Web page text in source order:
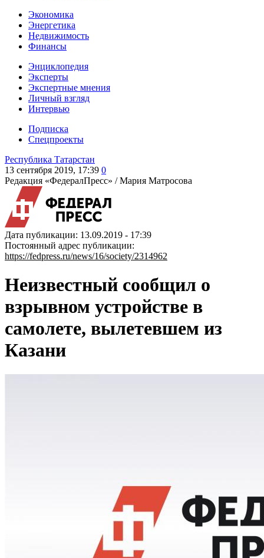
Экономика
Энергетика
Недвижимость
Финансы
Энциклопедия
Эксперты
Экспертные мнения
Личный взгляд
Интервью
Подписка
Спецпроекты
Республика Татарстан
13 сентября 2019, 17:39 0
Редакция «ФедералПресс» /Мария Матросова
Дата публикации: 13.09.2019 - 17:39
Постоянный адрес публикации:
https://fedpress.ru/news/16/society/2314962
Неизвестный сообщил о
взрывном устройстве в
самолете, вылетевшем из
Казани